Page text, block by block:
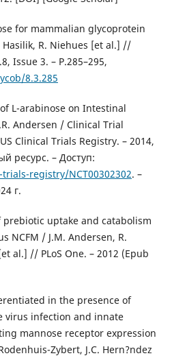
for mammalian glycoprotein
R. Niehues [et al.] //
Issue 3. – P.285–295,
8.3.285
L-arabinose on Intestinal
Andersen / Clinical Trial
Clinical Trials Registry. – 2014,
ресурс. – Доступ:
registry/NCT00302302. –
г.
uptake and catabolism
NCFM / J.M. Andersen, R.
al.] // PLoS One. – 2012 (Epub
in the presence of
virus infection and innate
mannose receptor expression
Zybert, J.C. Hern?ndez